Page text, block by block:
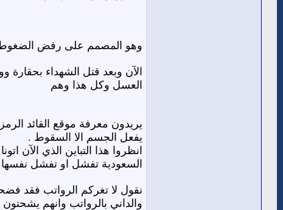
وهو المصمم على رفض الضغوط
الآن وبعد قتل الشهداء
العسل وكل هذا وهم
يريدون معرفة موقع القائد
يفعل الجسم الا السقوط .
انظروا هذا التباين الذي الآن
السعودية تفشل او تفشل نفسها
نقول لا تغركم الرواتب فقد
والداني بالرواتب وانهم